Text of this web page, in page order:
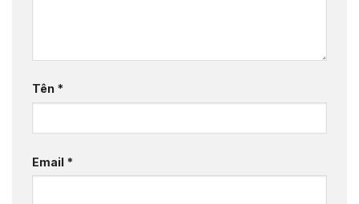
Tên *
Email *